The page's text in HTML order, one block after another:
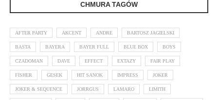
CHMURA TAGÓW
AFTER PARTY AKCENT ANDRE BARTOSZ JAGIELSKI
BASTA BAYERA BAYER FULL BLUE BOX BOYS
CZADOMAN DAVE EFFECT EXTAZY FAIR PLAY
FISHER GESEK HIT SANOK IMPRESS JOKER
JOKER & SEQUENCE JORRGUS LAMARO LIMITH